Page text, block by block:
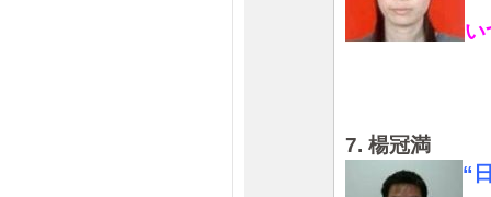
い
7. 楊冠満
“